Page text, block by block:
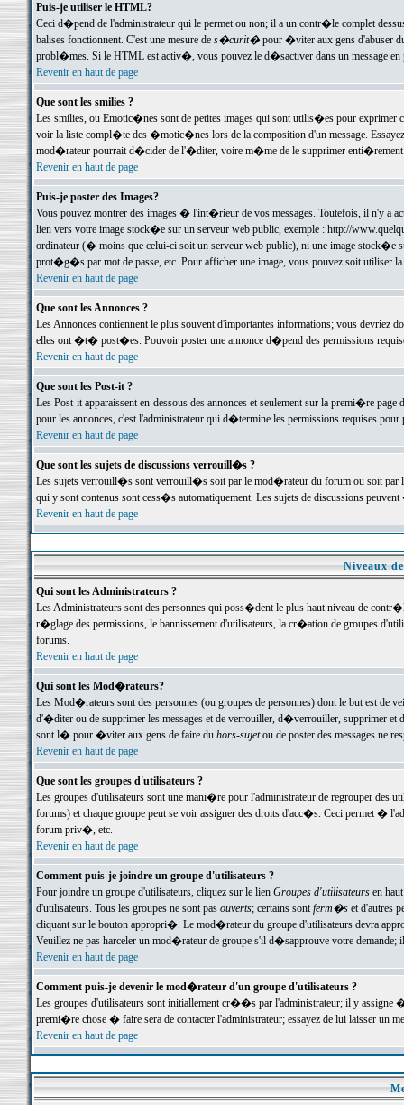
Puis-je utiliser le HTML?
Ceci d�pend de l'administrateur qui le permet ou non; il a un contr�le complet
balises fonctionnent. C'est une mesure de s�curit�pour �viter aux gens d'abuser
probl�mes. Si le HTML est activ�, vous pouvez le d�sactiver dans un message en
Revenir en haut de page
Que sont les smilies ?
Les smilies, ou Emotic�nes sont de petites images qui sont utilis�es pour exprimer
voir la liste compl�te des �motic�nes lors de la composition d'un message.
mod�rateur pourrait d�cider de l'�diter, voire m�me de le supprimer
Revenir en haut de page
Puis-je poster des Images?
Vous pouvez montrer des images � l'int�rieur de vos messages. Toutefois, il n'y a
lien vers votre image stock�e sur un serveur web public, exemple : http://
ordinateur (� moins que celui-ci soit un serveur web public), ni une image stock�e
prot�g�s par mot de passe, etc. Pour afficher une image, vous pouvez soit
Revenir en haut de page
Que sont les Annonces ?
Les Annonces contiennent le plus souvent d'importantes informations; vous devriez
elles ont �t� post�es. Pouvoir poster une annonce d�pend des permissions
Revenir en haut de page
Que sont les Post-it ?
Les Post-it apparaissent en-dessous des annonces et seulement sur la premi�re
pour les annonces, c'est l'administrateur qui d�termine les permissions requises pour
Revenir en haut de page
Que sont les sujets de discussions verrouill�s ?
Les sujets verrouill�s sont verrouill�s soit par le mod�rateur du forum ou soit par
qui y sont contenus sont cess�s automatiquement. Les sujets de discussions
Revenir en haut de page
Niveaux
Qui sont les Administrateurs ?
Les Administrateurs sont des personnes qui poss�dent le plus haut niveau de
r�glage des permissions, le bannissement d'utilisateurs, la cr�ation de groupes
forums.
Revenir en haut de page
Qui sont les Mod�rateurs?
Les Mod�rateurs sont des personnes (ou groupes de personnes) dont le but est de
d'�diter ou de supprimer les messages et de verrouiller, d�verrouiller, supprimer
sont l� pour �viter aux gens de faire du hors-sujetou de poster des messages ne
Revenir en haut de page
Que sont les groupes d'utilisateurs ?
Les groupes d'utilisateurs sont une mani�re pour l'administrateur de regrouper des
forums) et chaque groupe peut se voir assigner des droits d'acc�s. Ceci permet
forum priv�, etc.
Revenir en haut de page
Comment puis-je joindre un groupe d'utilisateurs ?
Pour joindre un groupe d'utilisateurs, cliquez sur le lien Groupes d'utilisateursen haut
d'utilisateurs. Tous les groupes ne sont pas ouverts; certains sontferm�set d'autres
cliquant sur le bouton appropri�. Le mod�rateur du groupe d'utilisateurs devra
Veuillez ne pas harceler un mod�rateur de groupe s'il d�sapprouve votre demande;
Revenir en haut de page
Comment puis-je devenir le mod�rateur d'un groupe d'utilisateurs ?
Les groupes d'utilisateurs sont initiallement cr��s par l'administrateur; il y
premi�re chose � faire sera de contacter l'administrateur; essayez de lui laisser un
Revenir en haut de page